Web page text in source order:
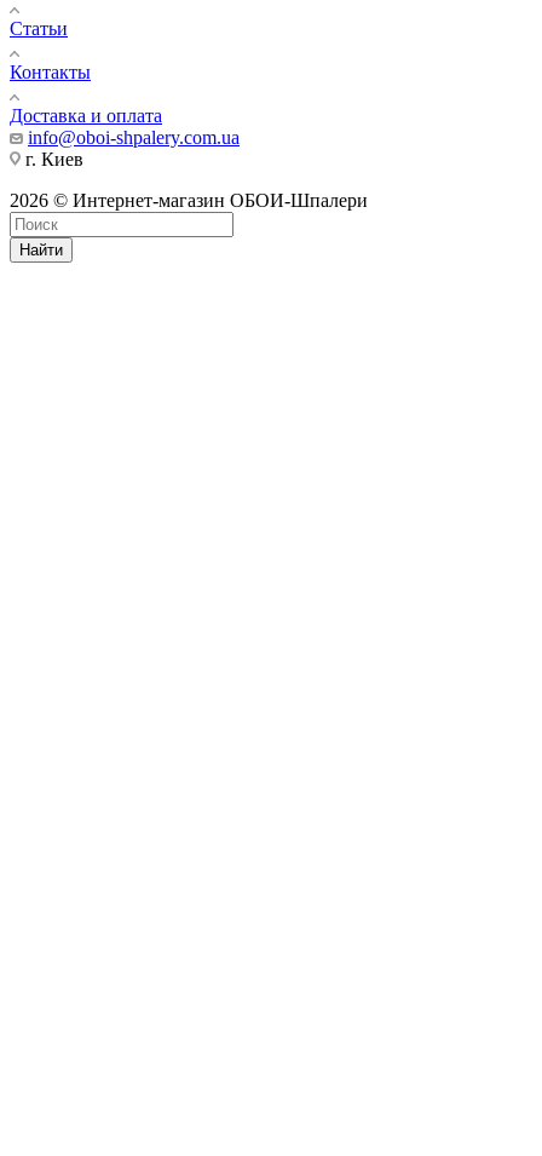
Статьи
Контакты
Доставка и оплата
info@oboi-shpalery.com.ua
г. Киев
2026 © Интернет-магазин ОБОИ-Шпалери
Найти